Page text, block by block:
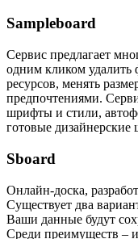
Sampleboard
Сервис предлагает
одним кликом удалить
ресурсов, менять
предпочтениями.
шрифты и стили,
готовые дизайнерские
Sboard
Онлайн-доска,
Существует два
Ваши данные будут
Среди преимуществ –